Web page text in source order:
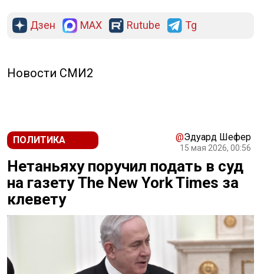
Дзен MAX Rutube Tg
Новости СМИ2
ПОЛИТИКА @Эдуард Шефер
15 мая 2026, 00:56
Нетаньяху поручил подать в суд
на газету The New York Times за
клевету